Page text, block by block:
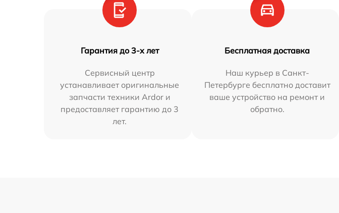
Гарантия до 3-х лет
Сервисный центр
устанавливает оригинальные
запчасти техники Ardor и
предоставляет гарантию до 3
лет.
Бесплатная доставка
Наш курьер в Санкт-
Петербурге бесплатно доставит
ваше устройство на ремонт и
обратно.